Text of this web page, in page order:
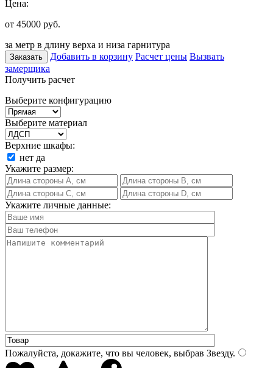
Цена:
от 45000 руб.
за метр в длину верха и низа гарнитура
Заказать Добавить в корзину Расчет цены Вызвать
замерщика
Получить расчет
Выберите конфигурацию
Выберите материал
Верхние шкафы:
нет да
Укажите размер:
Укажите личные данные:
Пожалуйста, докажите, что вы человек, выбрав Звезду.